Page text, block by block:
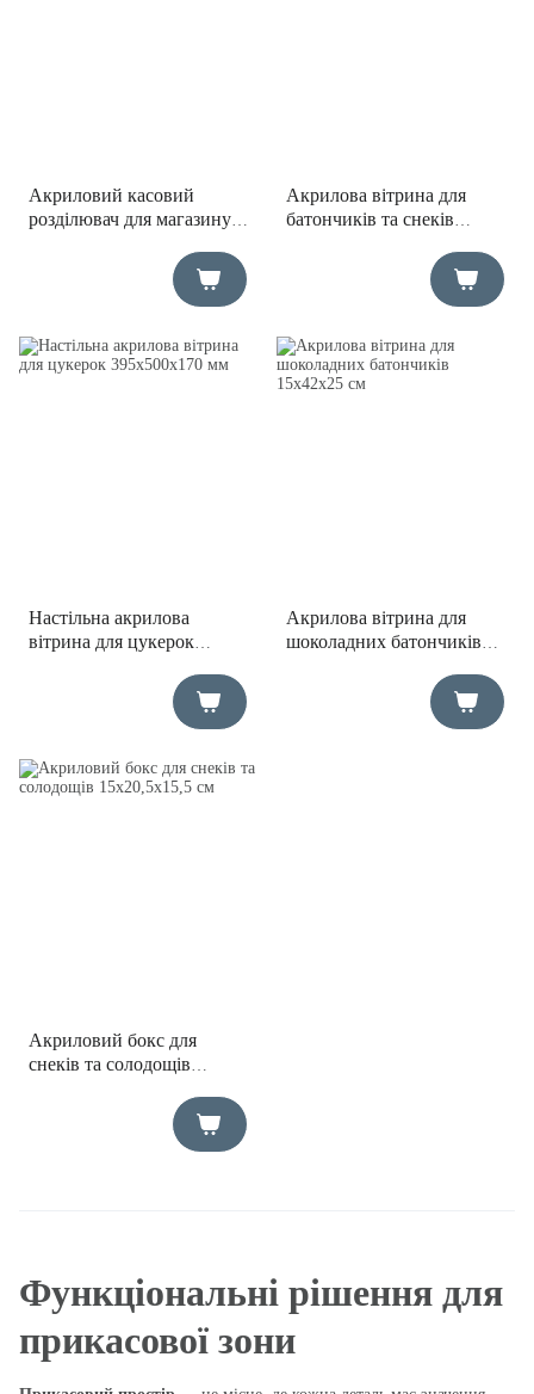
Акриловий касовий
розділювач для магазину
Акрилова вітрина для
батончиків та снеків
Настільна акрилова
вітрина для цукерок
Акрилова вітрина для
шоколадних батончиків
Акриловий бокс для
снеків та солодощів
Функціональні рішення для
прикасової зони